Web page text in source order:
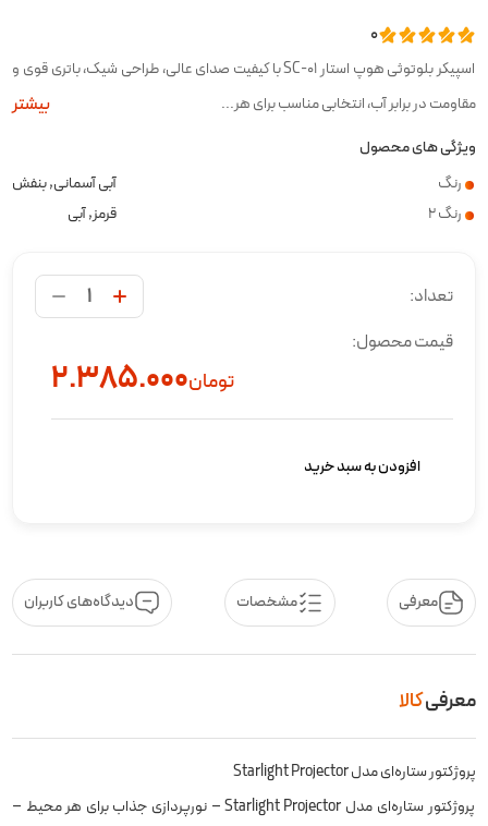
0
اسپیکر بلوتوثی هوپ استار SC-01 با کیفیت صدای عالی، طراحی شیک، باتری قوی و
مقاومت در برابر آب، انتخابی مناسب برای هر...
بیشتر
ویژگی های محصول
رنگ
رنگ 2
آبی آسمانی, بنفش
قرمز, آبی
قیمت محصول:
تومان۲.۳۸۵.۰۰۰
تعداد:
افزودن به سبد خرید
معرفی مشخصات دیدگاه‌های کاربران
معرفیکالا
پروژکتور ستاره‌ای مدل Starlight Projector
پروژکتور ستاره‌ای مدل Starlight Projector – نورپردازی جذاب برای هر محیط –